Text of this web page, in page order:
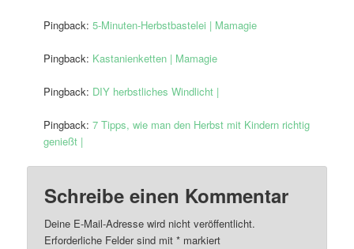
Pingback:5-Minuten-Herbstbastelei | Mamagie
Pingback: Kastanienketten | Mamagie
Pingback: DIY herbstliches Windlicht |
Pingback:7 Tipps, wie man den Herbst mit Kindern richtig
genießt |
Schreibe einen Kommentar
Deine E-Mail-Adresse wird nicht veröffentlicht.
Erforderliche Felder sind mit* markiert